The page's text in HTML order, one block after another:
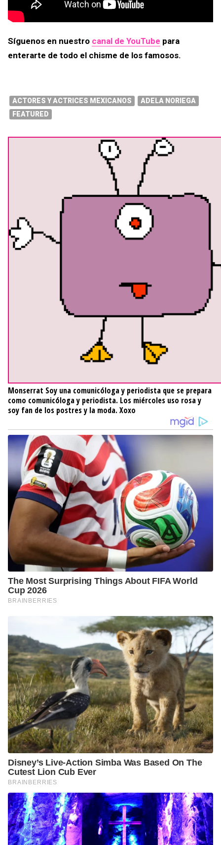
Síguenos en nuestro canal de YouTube para
enterarte de todo el chisme de los famosos.
ACTORES Y ACTRICES MEXICANOS
ADELA NORIEGA
FEATURED
Monserrat Soy una comunicóloga y periodista que se prepara
como comunicóloga y periodista. Los miércoles uso rosa y
soy fan de los postres y la moda. Xoxo